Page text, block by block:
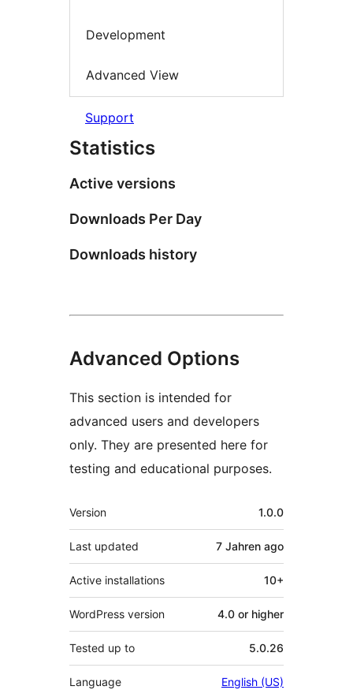
Development
Advanced View
Support
Statistics
Active versions
Downloads Per Day
Downloads history
Advanced Options
This section is intended for
advanced users and developers
only. They are presented here for
testing and educational purposes.
Meta
Version 1.0.0
Last updated 7 Jahren ago
Active installations 10+
WordPress version 4.0 or higher
Tested up to 5.0.26
Language English (US)